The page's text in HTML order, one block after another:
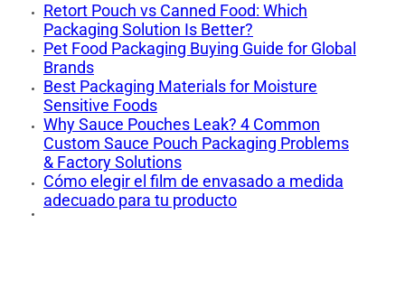
Retort Pouch vs Canned Food: Which
Packaging Solution Is Better?
Pet Food Packaging Buying Guide for Global
Brands
Best Packaging Materials for Moisture
Sensitive Foods
Why Sauce Pouches Leak? 4 Common
Custom Sauce Pouch Packaging Problems
& Factory Solutions
Cómo elegir el film de envasado a medida
adecuado para tu producto